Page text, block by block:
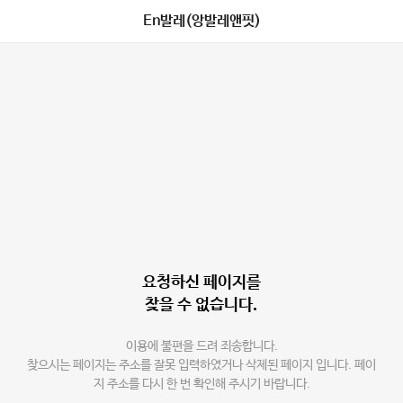
En발레(앙발레앤핏)
요청하신 페이지를
찾을 수 없습니다.
이용에 불편을 드려 죄송합니다.
찾으시는 페이지는 주소를 잘못 입력하였거나 삭제된 페이지 입니다. 페이
지 주소를 다시 한 번 확인해 주시기 바랍니다.